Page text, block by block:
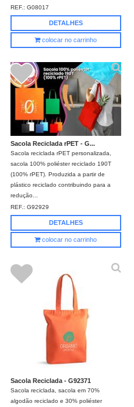
REF.:G08017
DETALHES
colocar no carrinho
Sacola Reciclada rPET - G...
Sacola reciclada rPET personalizada,
sacola 100% poliéster reciclado 190T
(100% rPET). Produzida a partir de
plástico reciclado contribuindo para a
redução...
REF.:G92929
DETALHES
colocar no carrinho
Sacola Reciclada - G92371
Sacola reciclada, sacola em 70%
algodão reciclado e 30% poliéster